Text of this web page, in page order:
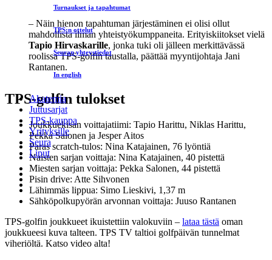
Turnaukset ja tapahtumat
TPS:n ottelut
Seuran yhteystiedot
In english
Akatemia
Juttusarjat
TPS-kauppa
Yrityksille
Seura
Liput
– Näin hienon tapahtuman järjestäminen ei olisi ollut
mahdollista ilman yhteistyökumppaneita. Erityiskiitokset vielä
Tapio Hirvaskarille, jonka tuki oli jälleen merkittävässä
roolissa TPS-golfin taustalla, päättää myyntijohtaja Jani
Rantanen.
TPS-golfin tulokset
Joukkuekisan voittajatiimi: Tapio Harittu, Niklas Harittu,
Pekka Salonen ja Jesper Aitos
Paras scratch-tulos: Nina Katajainen, 76 lyöntiä
Naisten sarjan voittaja: Nina Katajainen, 40 pistettä
Miesten sarjan voittaja: Pekka Salonen, 44 pistettä
Pisin drive: Atte Sihvonen
Lähimmäs lippua: Simo Lieskivi, 1,37 m
Sähköpolkupyörän arvonnan voittaja: Juuso Rantanen
TPS-golfin joukkueet ikuistettiin valokuviin – lataa tästä oman
joukkueesi kuva talteen. TPS TV taltioi golfpäivän tunnelmat
viheriöltä. Katso video alta!